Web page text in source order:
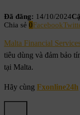
Đã đăng: 14/10/2024
Chia sẻ 0Facebook
Malta Financial
tiêu dùng và đảm bảo
tại Malta.
Hãy cùng Fxonline24h